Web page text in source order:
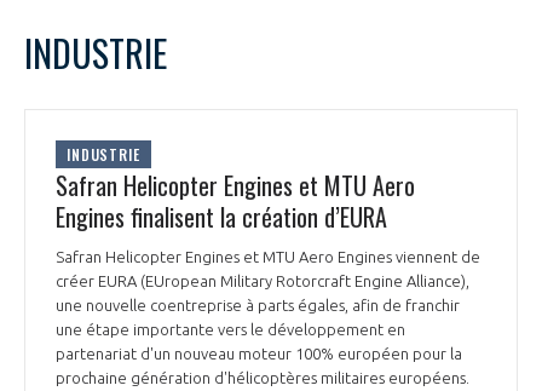
PRÉSENTATION
NOTRE VISION
NOS MISSIONS
NOTRE HISTOIRE
ORGANISATION
LE CONSEIL DU GIFAS
L’ÉQUIPE DU GIFAS
FONCTIONNEMENT
GEADS
ACCOMPAGNEMENT DE NOS ADHÉRENTS
L
1
2
10
13 14
17
19 21
INDUSTRIE
INDUSTRIE
Safran Helicopter Engines et MTU Aero
Engines finalisent la création d’EURA
Safran Helicopter Engines et MTU Aero Engines viennent de
créer EURA (EUropean Military Rotorcraft Engine Alliance),
une nouvelle coentreprise à parts égales, afin de franchir
une étape importante vers le développement en
partenariat d'un nouveau moteur 100% européen pour la
prochaine génération d'hélicoptères militaires européens.
Rejoignez une filière d’excellence et développez